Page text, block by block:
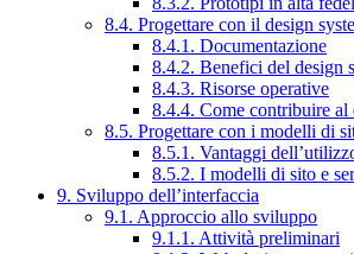
8.4. Progettare con il design
8.4.1. Documentazione
8.4.2. Benefici del design
8.4.3. Risorse operative
8.4.4. Come contribuire al
8.5. Progettare con i modelli di
8.5.1. Vantaggi
8.5.2. I modelli di sito e
9. Sviluppo dell’interfaccia
9.1. Approccio allo sviluppo
9.1.1. Attività preliminari